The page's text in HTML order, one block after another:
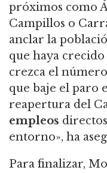
próximos como
Campillos o
anclar la
que haya
crezca el
que baje el paro
reapertura del
empleos
entorno», ha
Para finalizar,